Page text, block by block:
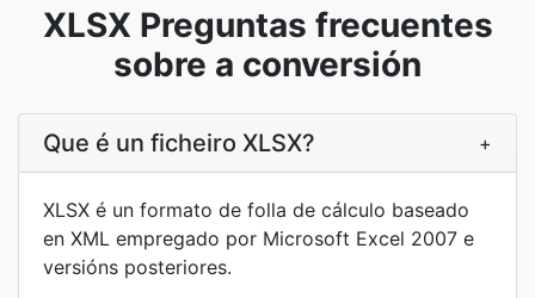
XLSX Preguntas frecuentes
sobre a conversión
Que é un ficheiro XLSX? +
XLSX é un formato de folla de cálculo baseado
en XML empregado por Microsoft Excel 2007 e
versións posteriores.